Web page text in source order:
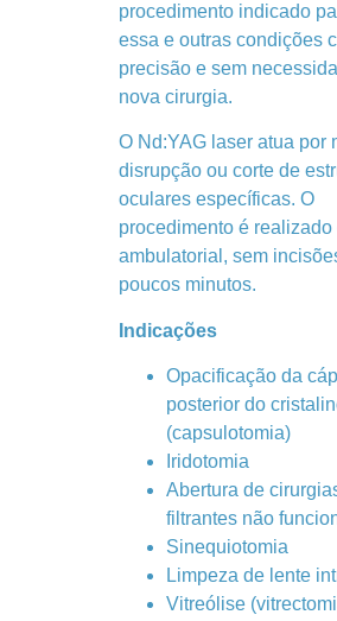
procedimento indicado
essa e outras condições
precisão e sem
nova cirurgia.
O Nd:YAG laser atua por
disrupção ou corte de
oculares específicas. O
procedimento é realizado
ambulatorial, sem
poucos minutos.
Indicações
Opacificação da
posterior do
(capsulotomia)
Iridotomia
Abertura de
filtrantes não
Sinequiotomia
Limpeza de lente
Vitreólise